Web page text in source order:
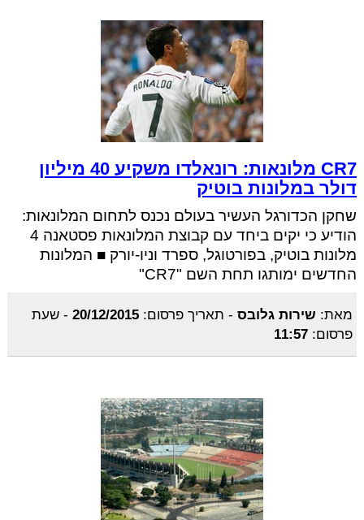
CR7 מלונאות: רונאלדו משקיע 40 מיליון
דולר במלונות בוטיק
שחקן הכדורגל העשיר בעולם נכנס לתחום המלונאות:
הודיע כי יקים ביחד עם קבוצת המלונאות פסטאנה 4
מלונות בוטיק, בפורטוגל, ספרד וניו-יורק ■ המלונות
החדשים ימותגו תחת השם "CR7"
מאת: שירות גלובס- תאריך פרסום: 20/12/2015
- שעת
פרסום: 11:57